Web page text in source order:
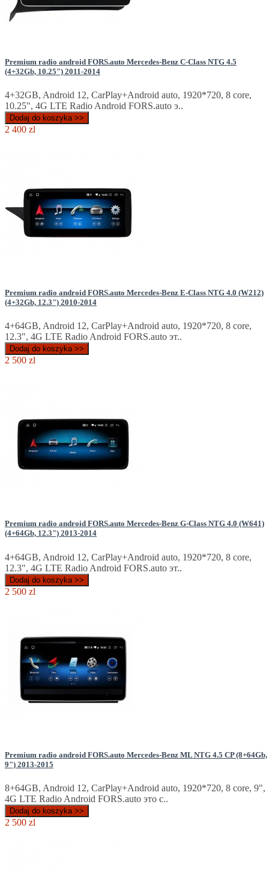
Premium radio android FORS.auto Mercedes-Benz C-Class NTG 4.5
(4+32Gb, 10.25") 2011-2014
4+32GB, Android 12, CarPlay+Android auto, 1920*720, 8 core,
10.25", 4G LTE Radio Android FORS.auto э..
Dodaj do koszyka >>
2 400 zl
Premium radio android FORS.auto Mercedes-Benz E-Class NTG 4.0 (W212)
(4+32Gb, 12.3") 2010-2014
4+64GB, Android 12, CarPlay+Android auto, 1920*720, 8 core,
12.3", 4G LTE Radio Android FORS.auto эт..
Dodaj do koszyka >>
2 500 zl
Premium radio android FORS.auto Mercedes-Benz G-Class NTG 4.0 (W641)
(4+64Gb, 12.3") 2013-2014
4+64GB, Android 12, CarPlay+Android auto, 1920*720, 8 core,
12.3", 4G LTE Radio Android FORS.auto эт..
Dodaj do koszyka >>
2 500 zl
Premium radio android FORS.auto Mercedes-Benz ML NTG 4.5 CP (8+64Gb,
9") 2013-2015
8+64GB, Android 12, CarPlay+Android auto, 1920*720, 8 core, 9",
4G LTE Radio Android FORS.auto это с..
Dodaj do koszyka >>
2 500 zl